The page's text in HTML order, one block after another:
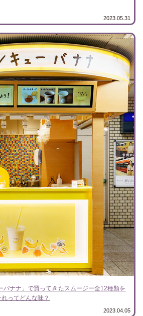
2023.05.31
バナナ」で買ってきたスムージー全12種類を
ってどんな味？
2023.04.05